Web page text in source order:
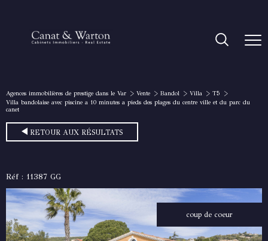
Agences immobilières de prestige dans le Var Vente Bandol Villa
T5
Villa bandolaise avec piscine a 10 minutes a pieds des plages du centre ville et du parc du
canet
RETOUR AUX RÉSULTATS
Réf : 11387 GG
coup de coeur